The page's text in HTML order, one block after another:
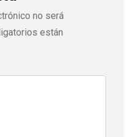
no será
están